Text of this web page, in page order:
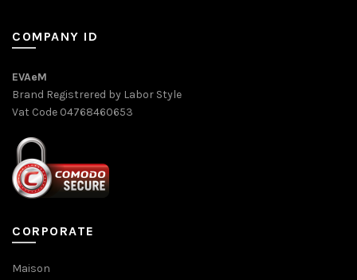
COMPANY ID
EVAeM
Brand Registrered by Labor Style
Vat Code 04768460653
CORPORATE
Maison